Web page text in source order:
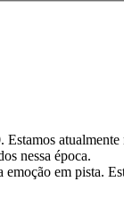
nessa época.
em pista.